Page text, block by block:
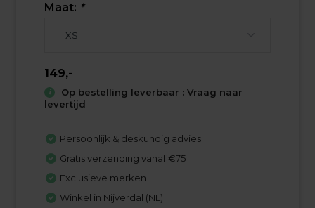
Maat: *
149,-
Op bestelling leverbaar : Vraag naar
levertijd
Persoonlijk & deskundig advies
Gratis verzending vanaf €75
Exclusieve merken
Winkel in Nijverdal (NL)